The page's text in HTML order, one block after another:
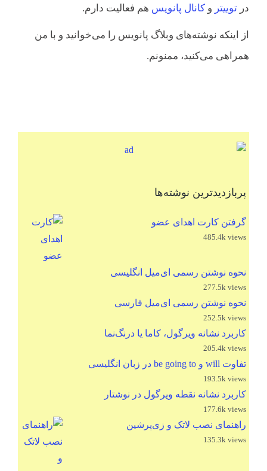
در توییتر و کانال پانویس هم فعالیت دارم.
از اینکه نوشته‌های وبلاگ پانویس را می‌خوانید و با من
همراهی می‌کنید، ممنونم.
پربازدیدترین نوشته‌ها
گرفتن کارت اهدای عضو
485.4k views
نحوه نوشتن رسمی ای‌میل انگلیسی
277.5k views
نحوه نوشتن رسمی ای‌میل فارسی
252.5k views
کاربرد نشانه ویرگول، کاما یا درنگ‌نما
205.4k views
تفاوت will و be going to در زبان انگلیسی
193.5k views
کاربرد نشانه نقطه ویرگول در نوشتار
177.6k views
راهنمای نصب لاتک و زی‌پرشین
135.3k views